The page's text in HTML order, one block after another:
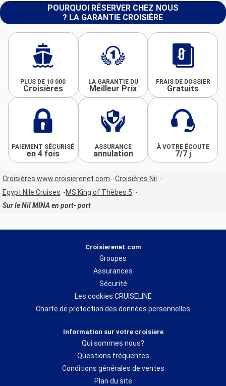
POURQUOI RÉSERVER CHEZ NOUS
? LA GARANTIE CROISIÈRE
PLUS DE 10 000
Croisières
LA GARANTIE DU
Meilleur Prix
FRAIS DE DOSSIER
Gratuits
PAIEMENT SÉCURISÉ
en 4 fois
ASSURANCE
annulation
À VOTRE ÉCOUTE
7/7 j
Croisières www.croisierenet.com
Croisières Nil
Egypt Nile Cruises
MS King of Thèbes 5
Sur le Nil MINA en port- port
Croisierenet.com
Groupes
Assurances
Sécurité
Les cookies CRUISELINE
Charte de protection des données personnelles
Information sur votre croisiere
Qui sommes nous?
Questions fréquentes
Conditions générales de ventes
Plan du site